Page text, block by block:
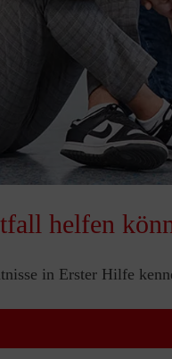
helfen
in Erster Hilfe